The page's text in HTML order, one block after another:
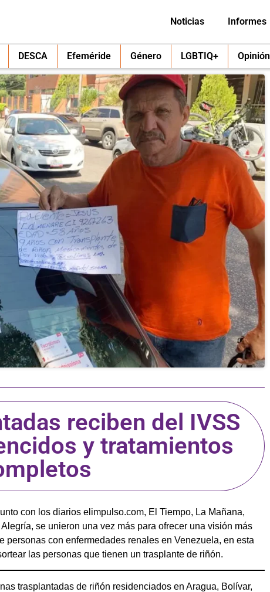
Noticias Informes
DESCA Efeméride Género LGBTIQ+ Opinión
reciben del IVSS
y tratamientos
con los diarios elimpulso.com, El Tiempo, La Mañana,
se unieron una vez más para ofrecer una visión más
con enfermedades renales en Venezuela, en esta
las personas que tienen un trasplante de riñón.
trasplantadas de riñón residenciados en Aragua, Bolívar,